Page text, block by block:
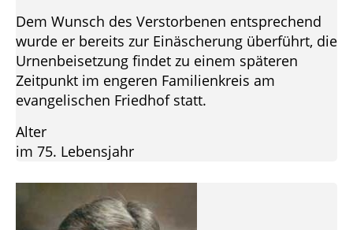
Dem Wunsch des Verstorbenen entsprechend
wurde er bereits zur Einäscherung überführt, die
Urnenbeisetzung findet zu einem späteren
Zeitpunkt im engeren Familienkreis am
evangelischen Friedhof statt.
Alter
im 75. Lebensjahr